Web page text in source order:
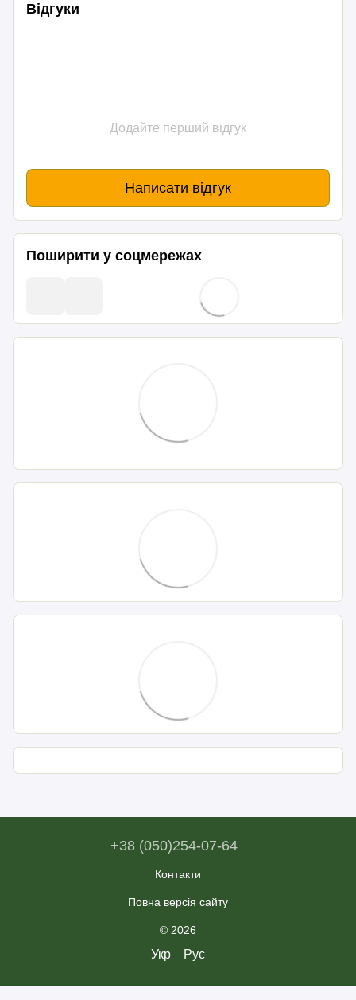
Відгуки
Додайте перший відгук
Написати відгук
Поширити у соцмережах
+38 (050)254-07-64
Контакти
Повна версія сайту
© 2026
Укр Рус